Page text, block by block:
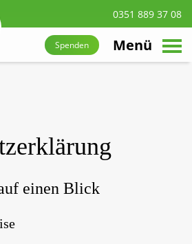
0351 889 37 08
Spenden Menü
einen Blick